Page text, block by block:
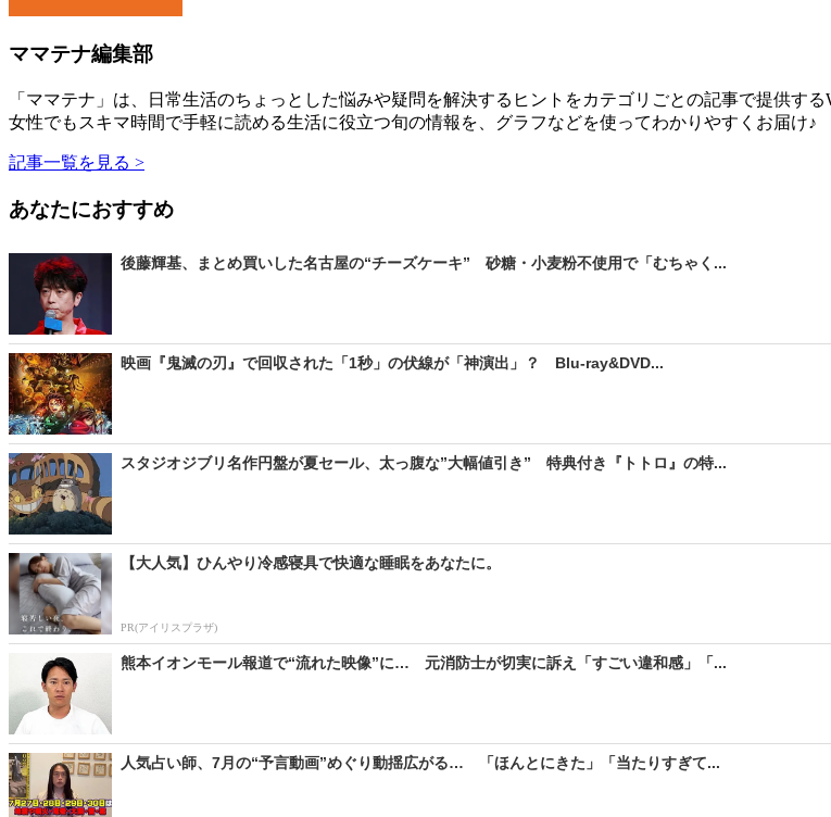
ママテナ編集部
「ママテナ」は、日常生活のちょっとした悩みや疑問を解決するヒントをカテゴリごとの記事で提供す
女性でもスキマ時間で手軽に読める生活に役立つ旬の情報を、グラフなどを使ってわかりやすくお届け
記事一覧を見る >
あなたにおすすめ
後藤輝基、まとめ買いした名古屋の“チーズケーキ” 砂糖・小麦粉不使用で「むちゃく...
映画『鬼滅の刃』で回収された「1秒」の伏線が「神演出」？ Blu-ray&DVD...
スタジオジブリ名作円盤が夏セール、太っ腹な”大幅値引き” 特典付き『トトロ』の特...
【大人気】ひんやり冷感寝具で快適な睡眠をあなたに。
PR(アイリスプラザ)
熊本イオンモール報道で“流れた映像”に… 元消防士が切実に訴え「すごい違和感」「...
人気占い師、7月の“予言動画”めぐり動揺広がる… 「ほんとにきた」「当たりすぎて...